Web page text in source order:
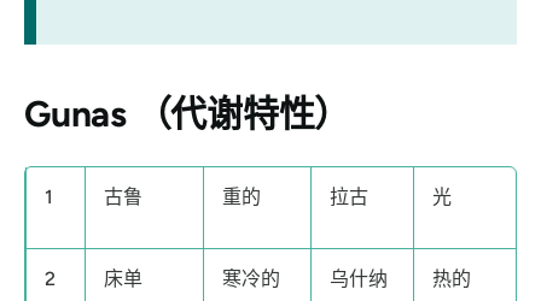
Gunas（代谢特性）
1 古鲁 重的 拉古 光
2 床单 寒冷的 乌什纳 热的